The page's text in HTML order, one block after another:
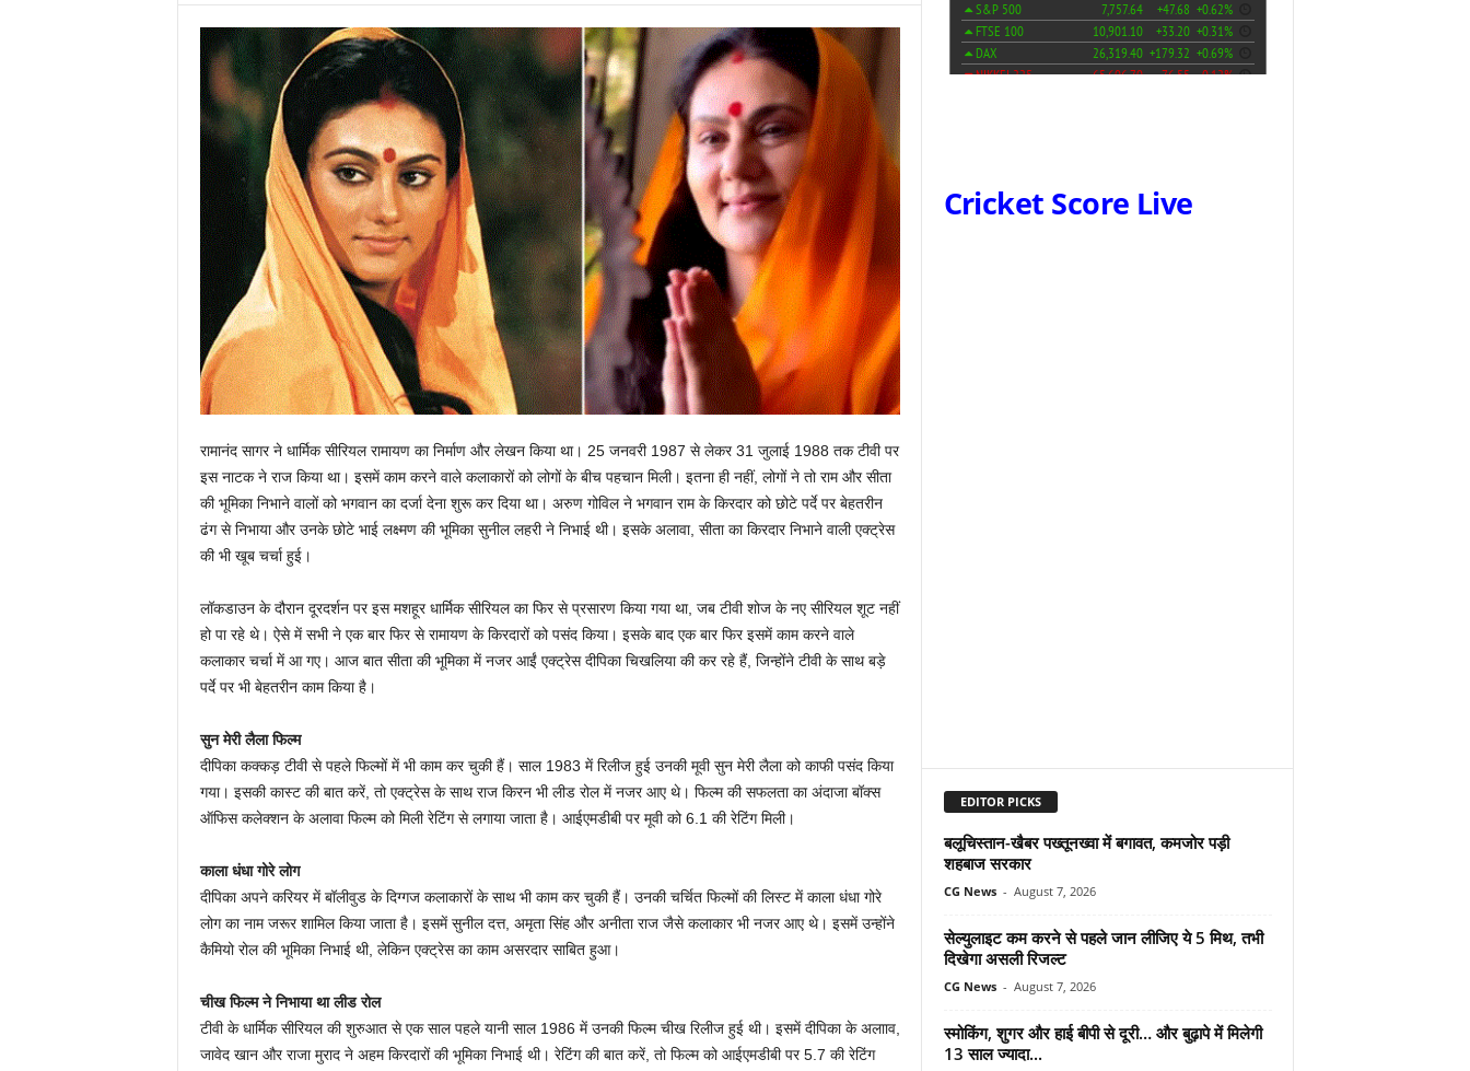
रामानंद सागर ने धार्मिक सीरियल रामायण का निर्माण और लेखन किया था। 25 जनवरी 1987 से लेकर 31 जुलाई 1988 तक टीवी पर
इस नाटक ने राज किया था। इसमें काम करने वाले कलाकारों को लोगों के बीच पहचान मिली। इतना ही नहीं, लोगों ने तो राम और सीता
की भूमिका निभाने वालों को भगवान का दर्जा देना शुरू कर दिया था। अरुण गोविल ने भगवान राम के किरदार को छोटे पर्दे पर बेहतरीन
ढंग से निभाया और उनके छोटे भाई लक्ष्मण की भूमिका सुनील लहरी ने निभाई थी। इसके अलावा, सीता का किरदार निभाने वाली एक्ट्रेस
की भी खूब चर्चा हुई।
लॉकडाउन के दौरान दूरदर्शन पर इस मशहूर धार्मिक सीरियल का फिर से प्रसारण किया गया था, जब टीवी शोज के नए सीरियल शूट नहीं
हो पा रहे थे। ऐसे में सभी ने एक बार फिर से रामायण के किरदारों को पसंद किया। इसके बाद एक बार फिर इसमें काम करने वाले
कलाकार चर्चा में आ गए। आज बात सीता की भूमिका में नजर आईं एक्ट्रेस दीपिका चिखलिया की कर रहे हैं, जिन्होंने टीवी के साथ बड़े
पर्दे पर भी बेहतरीन काम किया है।
सुन मेरी लैला फिल्म
दीपिका कक्कड़ टीवी से पहले फिल्मों में भी काम कर चुकी हैं। साल 1983 में रिलीज हुई उनकी मूवी सुन मेरी लैला को काफी पसंद किया
गया। इसकी कास्ट की बात करें, तो एक्ट्रेस के साथ राज किरन भी लीड रोल में नजर आए थे। फिल्म की सफलता का अंदाजा बॉक्स
ऑफिस कलेक्शन के अलावा फिल्म को मिली रेटिंग से लगाया जाता है। आईएमडीबी पर मूवी को 6.1 की रेटिंग मिली।
काला धंधा गोरे लोग
दीपिका अपने करियर में बॉलीवुड के दिग्गज कलाकारों के साथ भी काम कर चुकी हैं। उनकी चर्चित फिल्मों की लिस्ट में काला धंधा गोरे
लोग का नाम जरूर शामिल किया जाता है। इसमें सुनील दत्त, अमृता सिंह और अनीता राज जैसे कलाकार भी नजर आए थे। इसमें उन्होंने
कैमियो रोल की भूमिका निभाई थी, लेकिन एक्ट्रेस का काम असरदार साबित हुआ।
चीख फिल्म ने निभाया था लीड रोल
टीवी के धार्मिक सीरियल की शुरुआत से एक साल पहले यानी साल 1986 में उनकी फिल्म चीख रिलीज हुई थी। इसमें दीपिका के अलााव,
जावेद खान और राजा मुराद ने अहम किरदारों की भूमिका निभाई थी। रेटिंग की बात करें, तो फिल्म को आईएमडीबी पर 5.7 की रेटिंग
Cricket Score Live
EDITOR PICKS
बलूचिस्तान-खैबर पख्तूनख्वा में बगावत, कमजोर पड़ी
शहबाज सरकार
CG News - August 7, 2026
सेल्युलाइट कम करने से पहले जान लीजिए ये 5 मिथ, तभी
दिखेगा असली रिजल्ट
CG News - August 7, 2026
स्मोकिंग, शुगर और हाई बीपी से दूरी… और बुढ़ापे में मिलेगी
13 साल ज्यादा...